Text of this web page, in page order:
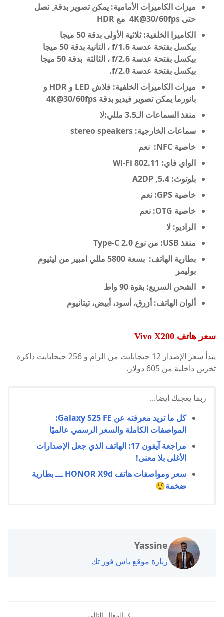
ميزات الكاميرات الأمامية: يمكن تصوير بدقة ِ تصل
حتى 4K@30/60fps مع HDR
الكاميرا الخلفية: ثلاثية الأولى بدقة 50 ميجا
بيكسل بفتحة عدسة f/1.6 ، التانية بدقة 50 ميجا
بيكسل بفتحة عدسة f/2.6 ، الثالثة بدقة 50 ميجا
بيكسل بفتحة عدسة f/2.0.
ميزات الكاميرات الخلفية: فلاش LED و HDR و
بانورما يمكن تصوير فيديو بدقة 4K@30/60fps
منفذ السماعات الـ3.5 مللي:لا
سماعات الخارجية: stereo speakers
خاصية NFC: نعم
الواي فاي: Wi-Fi 802.11
بلوتوث: 5.4, A2DP
خاصية GPS: نعم
خاصية OTG: نعم
الراديو: لا
منفذ USB: من نوع Type-C 2.0
بطارية الهاتف: بسعة 5800 مللي امبير من ليثيوم
بوليمر
الشحن السريع: بقوة 90 واط
ألوان الهاتف: أزرق، أسود، أبيض، تيتانيوم
سعر هاتف Vivo X200
يبدأ سعر الإصدار 12 جيجابايت من الرام و 256 جيجابايت ذاكرة
تخزين داخلية من 605 دولار.
ربما يعجبك أيضا...
كل ما تريد معرفته عن Galaxy S25 FE:
المواصفات الكاملة والسعر الرسمي عالميًا
مراجعة آيفون 17: الهاتف الذي جعل الإصدارات
الأغلى بلا معنى!
سعر ومواصفات هاتف HONOR X9d ـــ بطارية
ضخمة😲
Yassine
زيارة موقع ياس فور تك
المقال التالي